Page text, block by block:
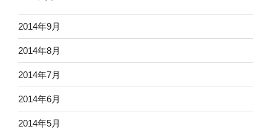
2014年9月
2014年8月
2014年7月
2014年6月
2014年5月